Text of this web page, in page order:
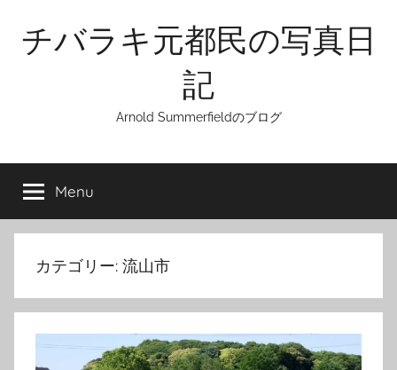
content
チバラキ元都民の写真日
記
Arnold Summerfieldのブログ
Menu
カテゴリー: 流山市